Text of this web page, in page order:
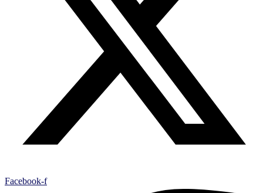
Facebook-f